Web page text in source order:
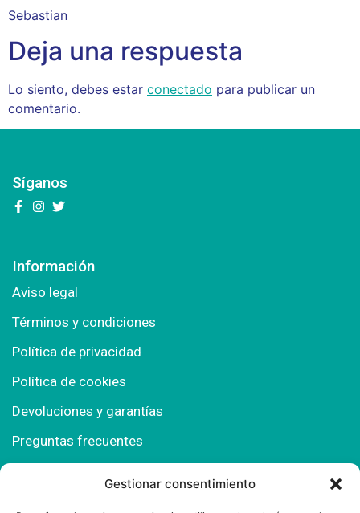
Gestionar consentimiento
Sebastian
Deja una respuesta
Lo siento, debes estar conectado para publicar un
comentario.
Síganos
Información
Aviso legal
Términos y condiciones
Política de privacidad
Política de cookies
Devoluciones y garantías
Preguntas frecuentes